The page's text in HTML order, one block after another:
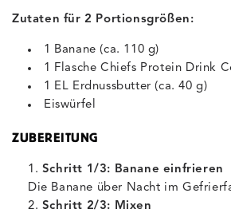
Zutaten für 2 Portionsgrößen:
1 Banane (ca. 110 g)
1 Flasche Chiefs Protein Drink
1 EL Erdnussbutter (ca. 40 g)
Eiswürfel
ZUBEREITUNG
Schritt 1/3: Banane einfrieren
Die Banane über Nacht im
Schritt 2/3: Mixen